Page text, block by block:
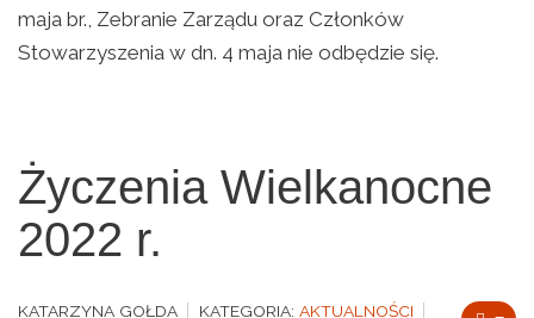
maja br., Zebranie Zarządu oraz Członków
Stowarzyszenia w dn. 4 maja nie odbędzie się.
Życzenia Wielkanocne
2022 r.
KATARZYNA GOŁDA KATEGORIA: AKTUALNOŚCI